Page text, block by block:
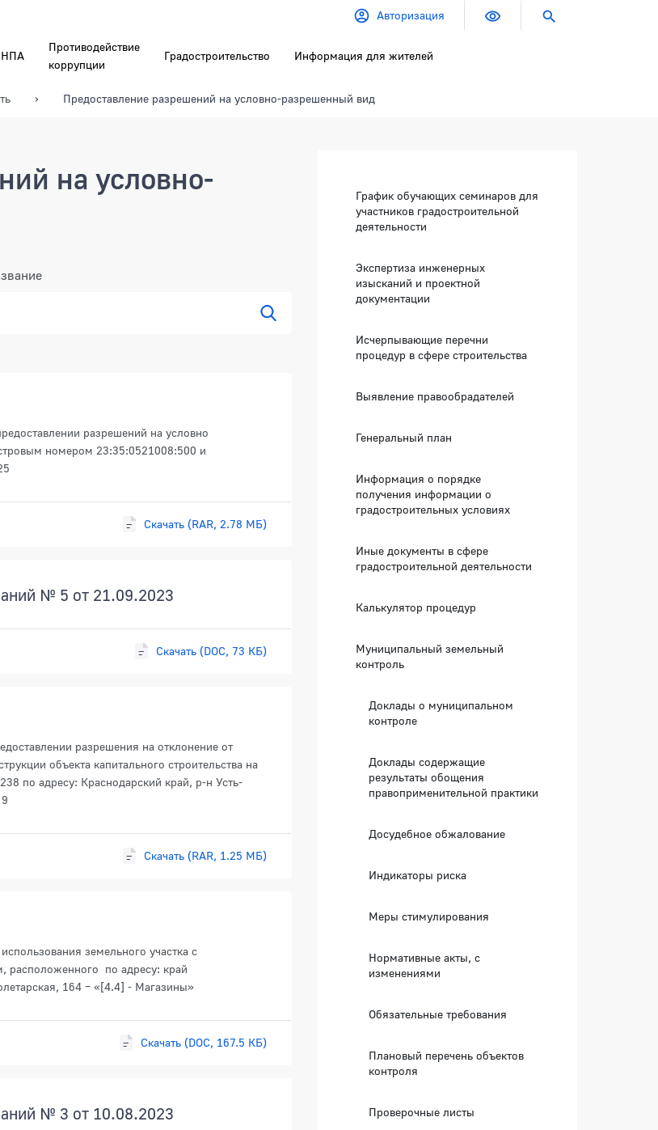
Авторизация
НПА
Противодействие
коррупции
Градостроительство Информация для жителей
Предоставление разрешений на условно-разрешенный вид
на условно-
разрешений на условно
номером 23:35:0521008:500 и
Скачать (RAR, 2.78 МБ)
№ 5 от 21.09.2023
Скачать (DOC, 73 КБ)
разрешения на отклонение от
объекта капитального строительства на
по адресу: Краснодарский край, р-н Усть-
Скачать (RAR, 1.25 МБ)
земельного участка с
расположенного по адресу: край
164 – «[4.4] - Магазины»
Скачать (DOC, 167.5 КБ)
№ 3 от 10.08.2023
График обучающих семинаров для
участников градостроительной
деятельности
Экспертиза инженерных
изысканий и проектной
документации
Исчерпывающие перечни
процедур в сфере строительства
Выявление правообрадателей
Генеральный план
Информация о порядке
получения информации о
градостроительных условиях
Иные документы в сфере
градостроительной деятельности
Калькулятор процедур
Муниципальный земельный
контроль
Доклады о муниципальном
контроле
Доклады содержащие
результаты обощения
правоприменительной практики
Досудебное обжалование
Индикаторы риска
Меры стимулирования
Нормативные акты, с
изменениями
Обязательные требования
Плановый перечень объектов
контроля
Проверочные листы